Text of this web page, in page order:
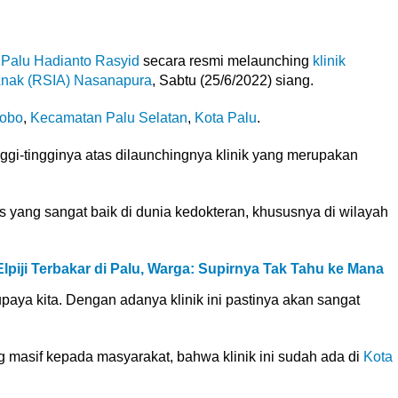
Hadianto Rasyid secara resmi melaunching klinik
(RSIA) Nasanapura, Sabtu (25/6/2022) siang.
, Kecamatan Palu Selatan, Kota Palu.
tingginya atas dilaunchingnya klinik yang merupakan
yang sangat baik di dunia kedokteran, khususnya di wilayah
Terbakar di Palu, Warga: Supirnya Tak Tahu ke Mana
kita. Dengan adanya klinik ini pastinya akan sangat
kepada masyarakat, bahwa klinik ini sudah ada di Kota